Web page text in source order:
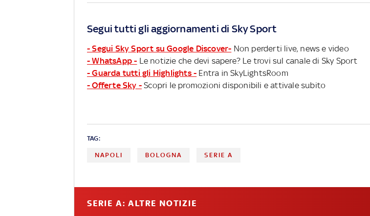
Segui tutti gli aggiornamenti di Sky Sport
- Segui Sky Sport su Google Discover- Non perderti live, news e video
- WhatsApp - Le notizie che devi sapere? Le trovi sul canale di Sky Sport
- Guarda tutti gli Highlights - Entra in SkyLightsRoom
- Offerte Sky - Scopri le promozioni disponibili e attivale subito
TAG:
NAPOLI BOLOGNA SERIE A
SERIE A: ALTRE NOTIZIE